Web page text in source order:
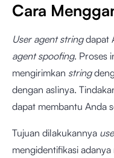
Cara
User agent stringdapat
agent spoofing. Proses
mengirimkan string
dengan aslinya.
dapat membantu Anda
Tujuan dilakukannya
mengidentifikasi adanya